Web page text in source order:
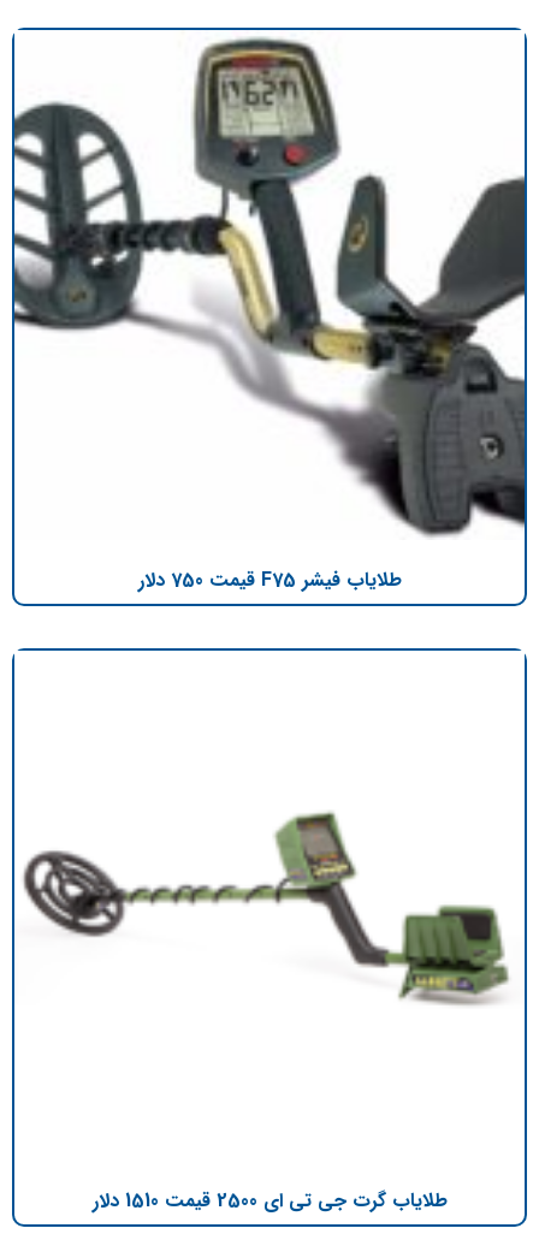
طلایاب فیشر F75 قیمت 750 دلار
طلایاب گرت جی تی ای 2500 قیمت 1510 دلار